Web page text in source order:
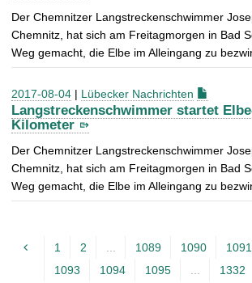
Der Chemnitzer Langstreckenschwimmer
Chemnitz, hat sich am Freitagmorgen in Bad
Weg gemacht, die Elbe im Alleingang zu
2017-08-04 | Lübecker Nachrichten
Langstreckenschwimmer startet
Kilometer
Der Chemnitzer Langstreckenschwimmer
Chemnitz, hat sich am Freitagmorgen in Bad
Weg gemacht, die Elbe im Alleingang zu
1 2 ... 1089 1090 1091
1093 1094 1095 ... 1332